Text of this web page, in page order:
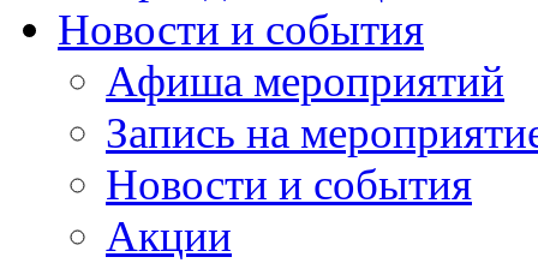
Новости и события
Афиша мероприятий
Запись на
Новости и события
Акции